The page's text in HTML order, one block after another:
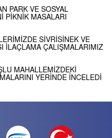
PARK VE SOSYAL
PİKNİK MASALARI
SİVRİSİNEK VE
İLAÇLAMA ÇALIŞMALARIMIZ
MAHALLEMİZDEKİ
YERİNDE İNCELEDİ